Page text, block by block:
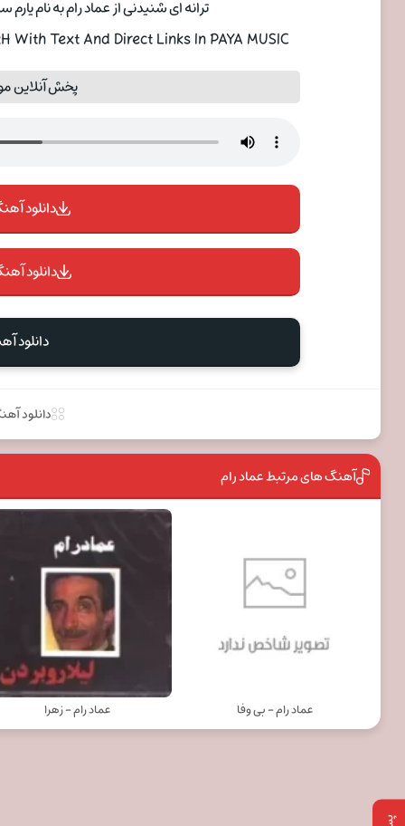
ترانه ای شنیدنی از عماد رام به نام یارم سر یاری
With Text And Direct Links In PAYA MUSIC
پخش آنلاین
دانلود
دانلود
دانلود
دانلود
آهنگ های مرتبط عماد رام
عماد رام - بی وفا عماد رام - زهرا